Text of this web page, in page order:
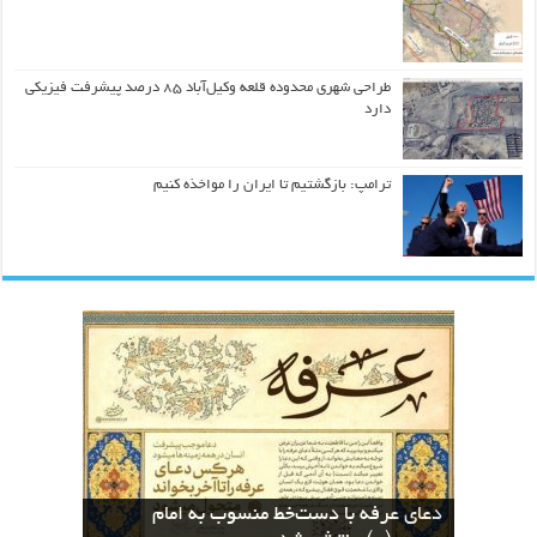
طراحی شهری محدوده قلعه وکیل‌آباد ۸۵ درصد پیشرفت فیزیکی
دارد
ترامپ: بازگشتیم تا ایران را مواخذه کنیم
The Geometric Reinterpretation of the
Divine Name “Allah”: From Calligraphy
نسخه های بازآفرینی قرآن منسوب به ائمه
اطهار در کتابخانه دیجیتال آستان قدس
کسب عنوان دوم جشنواره معلمان هنرمند
دعای عرفه با دست‌خط منسوب به امام
کسب مقام دوم بخش هنرهای مفهومی در
نخستین جشنواره معلمان هنرمند کشور